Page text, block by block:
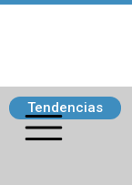
Tendencias